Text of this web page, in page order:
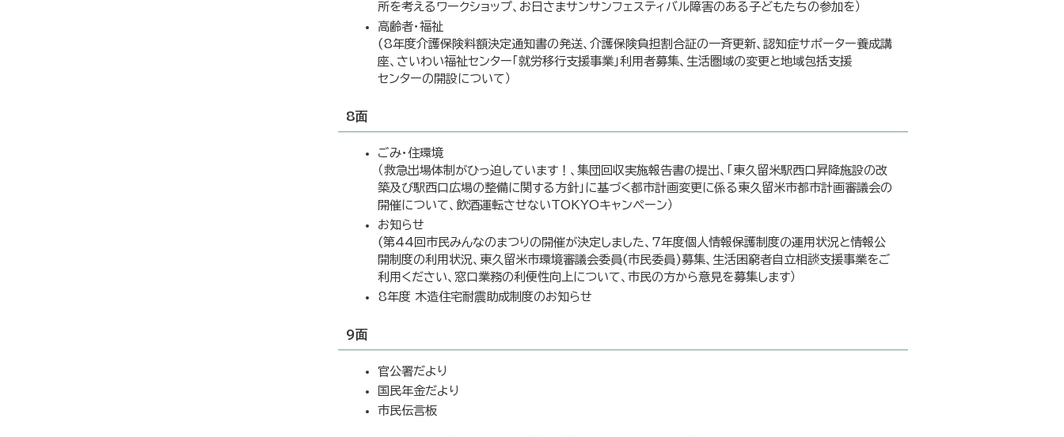
所を考えるワークショップ、お日さまサンサンフェスティバル障害のある子どもたちの参加を）
高齢者・福祉
(8年度介護保険料額決定通知書の発送、介護保険負担割合証の一斉更新、認知症サポーター養成講
座、さいわい福祉センター「就労移行支援事業」利用者募集、生活圏域の変更と地域包括支援
センターの開設について）
8面
ごみ・住環境
（救急出場体制がひっ迫しています！、集団回収実施報告書の提出、「東久留米駅西口昇降施設の改
築及び駅西口広場の整備に関する方針」に基づく都市計画変更に係る東久留米市都市計画審議会の
開催について、飲酒運転させないTOKYOキャンペーン）
お知らせ
(第44回市民みんなのまつりの開催が決定しました、7年度個人情報保護制度の運用状況と情報公
開制度の利用状況、東久留米市環境審議会委員(市民委員)募集、生活困窮者自立相談支援事業をご
利用ください、窓口業務の利便性向上について、市民の方から意見を募集します）
8年度 木造住宅耐震助成制度のお知らせ
9面
官公署だより
国民年金だより
市民伝言板